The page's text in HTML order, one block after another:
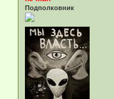
Подполковник